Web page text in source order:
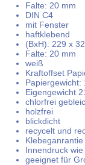
Falte: 20 mm
DIN C4
mit Fenster
haftklebend
(BxH): 229 x
Falte: 20 mm
weiß
Kraftoffset
Papiergewicht:
Eigengewicht
chlorfrei
holzfrei
blickdicht
recycelt und
Innendruck
geeignet für